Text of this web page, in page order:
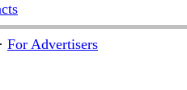
· For Advertisers